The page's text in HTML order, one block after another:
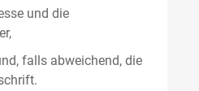
und die
falls abweichend, die